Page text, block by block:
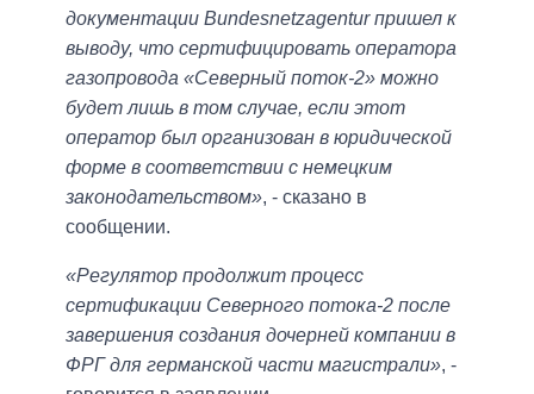
документации Bundesnetzagentur пришел к
выводу, что сертифицировать оператора
газопровода «Северный поток-2» можно
будет лишь в том случае, если этот
оператор был организован в юридической
форме в соответствии с немецким
законодательством», - сказано в
сообщении.
«Регулятор продолжит процесс
сертификации Северного потока-2 после
завершения создания дочерней компании в
ФРГ для германской части магистрали», -